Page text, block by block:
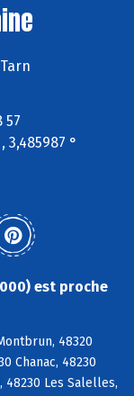
57
3,485987 °
est proche
48320
Chanac, 48230
48230 Les Salelles,